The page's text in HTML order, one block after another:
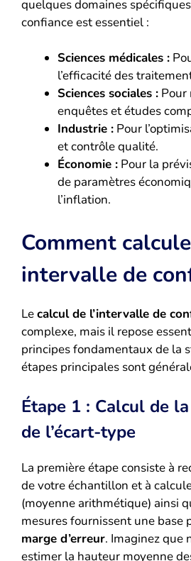
quelques domaines
confiance est essentiel :
Sciences médicales :
l’efficacité des
Sciences sociales : Pour
enquêtes et études
Industrie : Pour
et contrôle qualité.
Économie : Pour la
de paramètres
l’inflation.
Comment
intervalle de
Lecalcul de l’intervalle de
complexe, mais il repose
principes fondamentaux de la
étapes principales sont
Étape 1 : Calcul de
de l’écart-type
La première étape consiste à
de votre échantillon et à
(moyenne arithmétique) ainsi
mesures fournissent une base
marge d’erreur. Imaginez que
estimer la hauteur moyenne